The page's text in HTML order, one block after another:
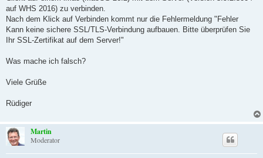
a
auf WHS 2016) zu verbinden.
Nach dem Klick auf Verbinden kommt nur die Fehlermeldung "Fehler
Kann keine sichere SSL/TLS-Verbindung aufbauen. Bitte überprüfen Sie
Ihr SSL-Zertifikat auf dem Server!"
Was mache ich falsch?
Viele Grüße
Rüdiger
Martin
Moderator